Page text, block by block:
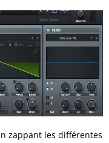
zappant les différentes